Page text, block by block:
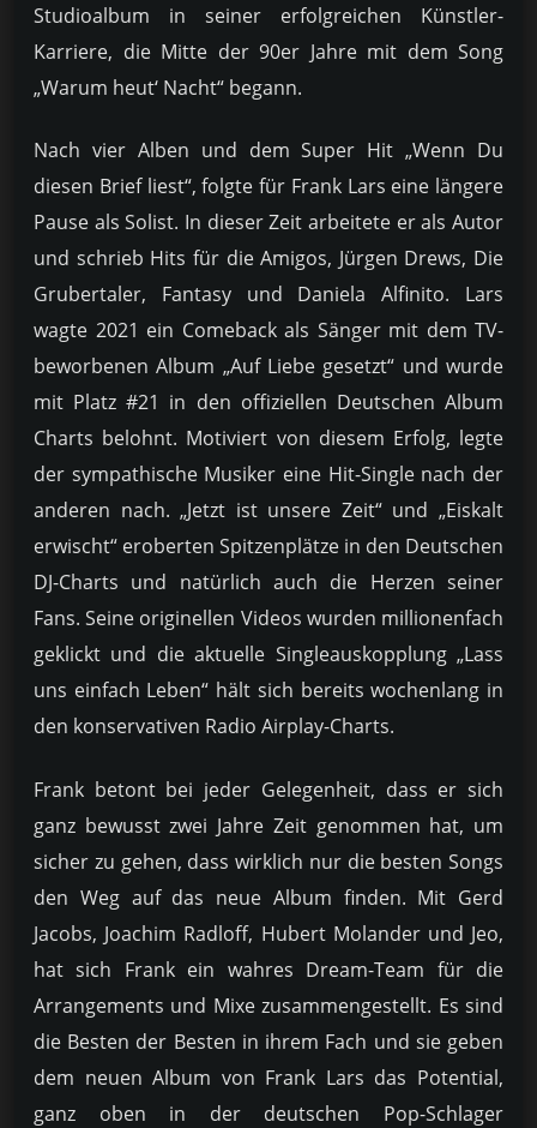
Studioalbum in seiner erfolgreichen Künstler-
Karriere, die Mitte der 90er Jahre mit dem Song
„Warum heut‘ Nacht“ begann.
Nach vier Alben und dem Super Hit „Wenn Du
diesen Brief liest“, folgte für Frank Lars eine längere
Pause als Solist. In dieser Zeit arbeitete er als Autor
und schrieb Hits für die Amigos, Jürgen Drews, Die
Grubertaler, Fantasy und Daniela Alfinito. Lars
wagte 2021 ein Comeback als Sänger mit dem TV-
beworbenen Album „Auf Liebe gesetzt“ und wurde
mit Platz #21 in den offiziellen Deutschen Album
Charts belohnt. Motiviert von diesem Erfolg, legte
der sympathische Musiker eine Hit-Single nach der
anderen nach. „Jetzt ist unsere Zeit“ und „Eiskalt
erwischt“ eroberten Spitzenplätze in den Deutschen
DJ-Charts und natürlich auch die Herzen seiner
Fans. Seine originellen Videos wurden millionenfach
geklickt und die aktuelle Singleauskopplung „Lass
uns einfach Leben“ hält sich bereits wochenlang in
den konservativen Radio Airplay-Charts.
Frank betont bei jeder Gelegenheit, dass er sich
ganz bewusst zwei Jahre Zeit genommen hat, um
sicher zu gehen, dass wirklich nur die besten Songs
den Weg auf das neue Album finden. Mit Gerd
Jacobs, Joachim Radloff, Hubert Molander und Jeo,
hat sich Frank ein wahres Dream-Team für die
Arrangements und Mixe zusammengestellt. Es sind
die Besten der Besten in ihrem Fach und sie geben
dem neuen Album von Frank Lars das Potential,
ganz oben in der deutschen Pop-Schlager